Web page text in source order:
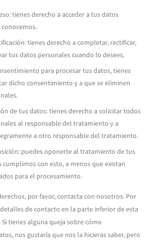
tienes derecho a acceder a tus datos
tienes derecho a completar, rectificar,
tus datos personales cuando lo desees.
para procesar tus datos, tienes
dicho consentimiento y a que se eliminen
de tus datos: tienes derecho a solicitar todos
al responsable del tratamiento y a
a otro responsable del tratamiento.
puedes oponerte al tratamiento de tus
cumplimos con esto, a menos que existan
para el procesamiento.
por favor, contacta con nosotros. Por
de contacto en la parte inferior de esta
tienes alguna queja sobre cómo
nos gustaría que nos la hicieras saber, pero